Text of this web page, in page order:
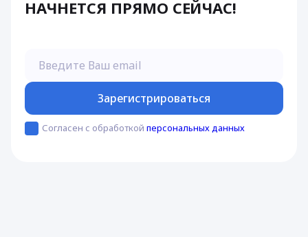
НАЧНЕТСЯ ПРЯМО СЕЙЧАС!
Зарегистрироваться
Согласен с обработкой персональных данных